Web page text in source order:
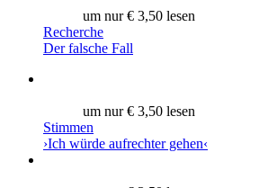
um nur € 3,50 lesen
Recherche
Der falsche Fall
um nur € 3,50 lesen
Stimmen
›Ich würde aufrechter gehen‹